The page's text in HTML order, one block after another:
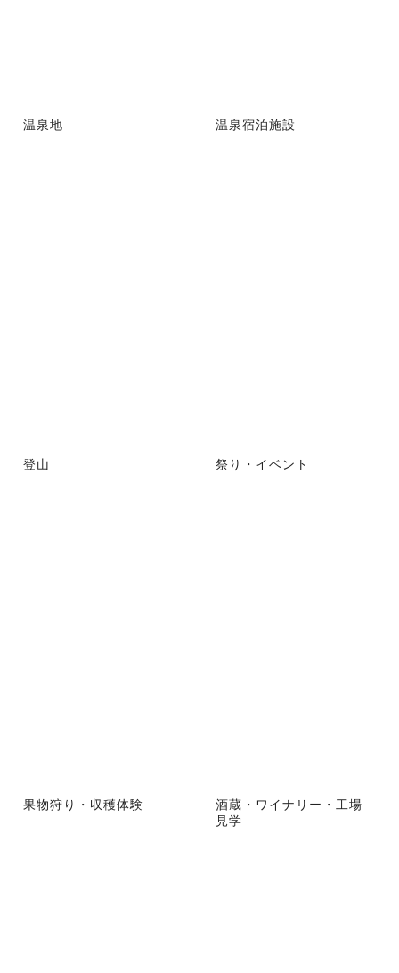
温泉地 温泉宿泊施設
登山 祭り・イベント
果物狩り・収穫体験
酒蔵・ワイナリー・工場
見学